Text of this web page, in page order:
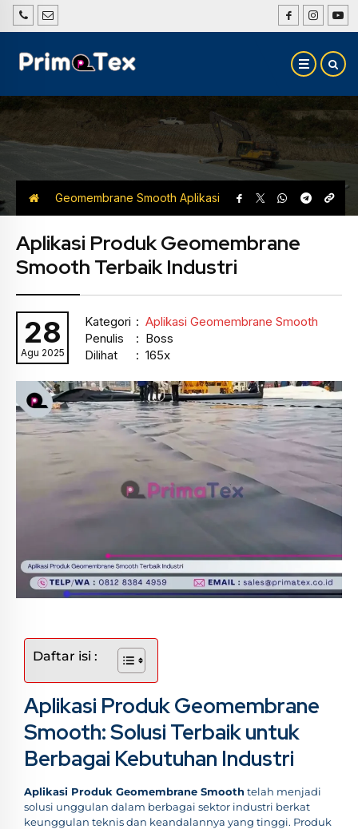
Geomembrane Smooth Aplikasi
Geomembrane Smooth
Aplikasi Produk Geomembrane
Smooth Terbaik Industri
28
Agu 2025
Kategori : Aplikasi Geomembrane Smooth
Penulis
: Boss
Dilihat
: 165x
Daftar isi :
Aplikasi Produk Geomembrane
Smooth: Solusi Terbaik untuk
Berbagai Kebutuhan Industri
Aplikasi Produk Geomembrane Smoothtelah menjadi
solusi unggulan dalam berbagai sektor industri berkat
keunggulan teknis dan keandalannya yang tinggi. Produk